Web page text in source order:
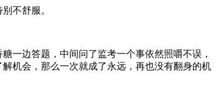
不舒服。
一边答题，中间问了监考一个事依然照嚼不误，
机会，那么一次就成了永远，再也没有翻身的机